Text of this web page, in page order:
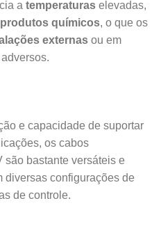
a temperaturas elevadas,
produtos químicos, o que os
externas ou em
e capacidade de suportar
os cabos
são bastante versáteis e
diversas configurações de
de controle.